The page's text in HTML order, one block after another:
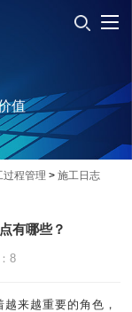
值
过程管理 > 施工日志
有哪些？
8
来越重要的角色，